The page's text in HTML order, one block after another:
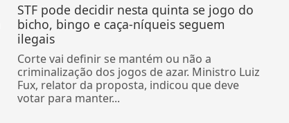
STF pode decidir nesta quinta se jogo do
bicho, bingo e caça-níqueis seguem
ilegais
Corte vai definir se mantém ou não a
criminalização dos jogos de azar. Ministro Luiz
Fux, relator da proposta, indicou que deve
votar para manter...